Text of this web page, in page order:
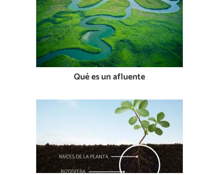
Qué es un afluente